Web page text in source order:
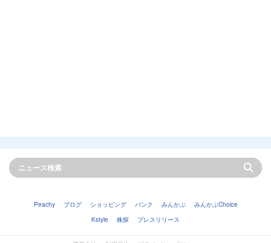
Peachy ブログ ショッピング バンク みんかぶ
みんかぶChoice
Kstyle
株探 プレスリリース